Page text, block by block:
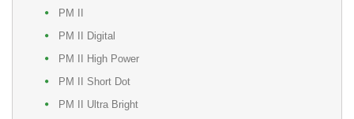
PM II
PM II Digital
PM II High Power
PM II Short Dot
PM II Ultra Bright